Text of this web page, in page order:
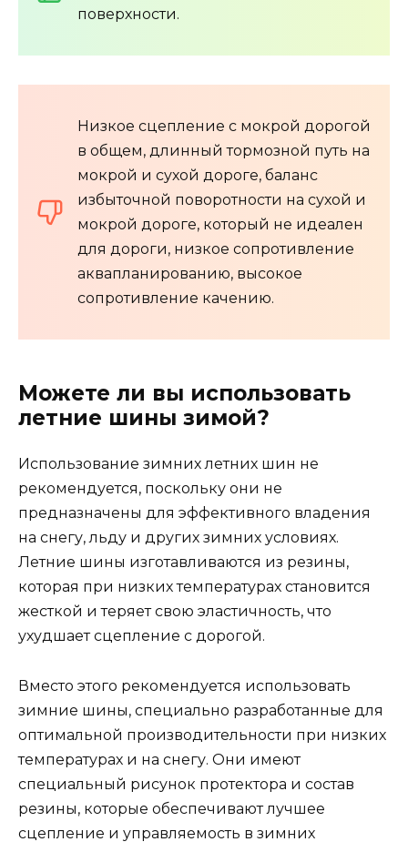
поверхности.
Низкое сцепление с мокрой дорогой
в общем, длинный тормозной путь на
мокрой и сухой дороге, баланс
избыточной поворотности на сухой и
мокрой дороге, который не идеален
для дороги, низкое сопротивление
аквапланированию, высокое
сопротивление качению.
Можете ли вы использовать
летние шины зимой?
Использование зимних летних шин не
рекомендуется, поскольку они не
предназначены для эффективного владения
на снегу, льду и других зимних условиях.
Летние шины изготавливаются из резины,
которая при низких температурах становится
жесткой и теряет свою эластичность, что
ухудшает сцепление с дорогой.
Вместо этого рекомендуется использовать
зимние шины, специально разработанные для
оптимальной производительности при низких
температурах и на снегу. Они имеют
специальный рисунок протектора и состав
резины, которые обеспечивают лучшее
сцепление и управляемость в зимних